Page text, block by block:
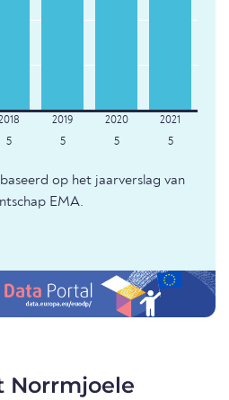
5 5 5 5
op het jaarverslag van
EMA.
Norrmjoele